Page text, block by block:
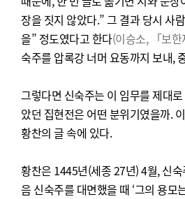
장을 짓지 않았다.” 그 결과 당시 사
을” 정도였다고 한다(이승소, 「보
숙주를 압록강 너머 요동까지 보내,
그렇다면 신숙주는 이 임무를 제대
았던 집현전은 어떤 분위기였을까.
황찬의 글 속에 있다.
황찬은 1445년(세종 27년) 4월, 신
음 신숙주를 대면했을 때 ‘그의 용